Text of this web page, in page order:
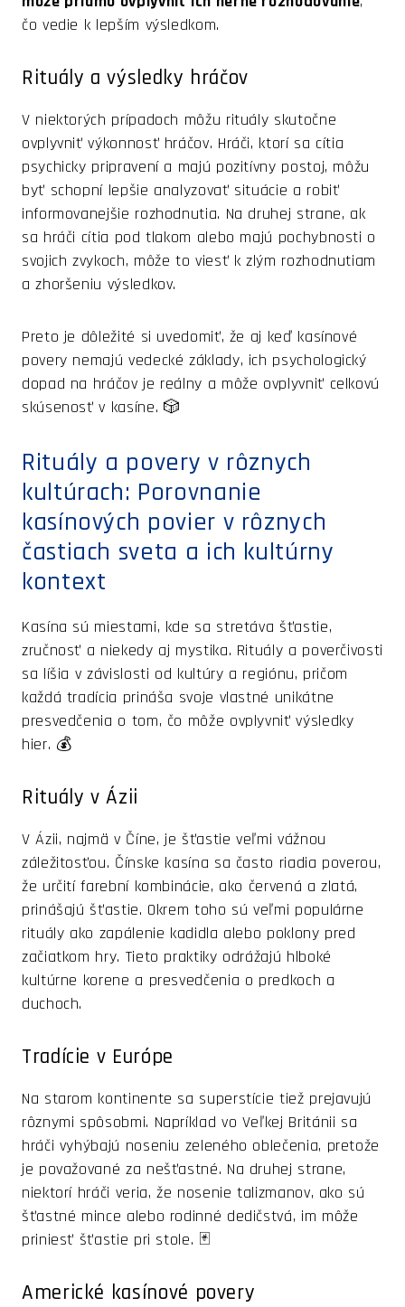
čo vedie k lepším výsledkom.
Rituály a výsledky hráčov
V niektorých prípadoch môžu rituály skutočne
ovplyvniť výkonnosť hráčov. Hráči, ktorí sa cítia
psychicky pripravení a majú pozitívny postoj, môžu
byť schopní lepšie analyzovať situácie a robiť
informovanejšie rozhodnutia. Na druhej strane, ak
sa hráči cítia pod tlakom alebo majú pochybnosti o
svojich zvykoch, môže to viesť k zlým rozhodnutiam
a zhoršeniu výsledkov.
Preto je dôležité si uvedomiť, že aj keď kasínové
povery nemajú vedecké základy, ich psychologický
dopad na hráčov je reálny a môže ovplyvniť celkovú
skúsenosť v kasíne. 🎲
Rituály a povery v rôznych
kultúrach: Porovnanie
kasínových povier v rôznych
častiach sveta a ich kultúrny
kontext
Kasína sú miestami, kde sa stretáva šťastie,
zručnosť a niekedy aj mystika. Rituály a poverčivosti
sa líšia v závislosti od kultúry a regiónu, pričom
každá tradícia prináša svoje vlastné unikátne
presvedčenia o tom, čo môže ovplyvniť výsledky
hier. 💰
Rituály v Ázii
V Ázii, najmä v Číne, je šťastie veľmi vážnou
záležitosťou. Čínske kasína sa často riadia poverou,
že určití farební kombinácie, ako červená a zlatá,
prinášajú šťastie. Okrem toho sú veľmi populárne
rituály ako zapálenie kadidla alebo poklony pred
začiatkom hry. Tieto praktiky odrážajú hlboké
kultúrne korene a presvedčenia o predkoch a
duchoch.
Tradície v Európe
Na starom kontinente sa superstície tiež prejavujú
rôznymi spôsobmi. Napríklad vo Veľkej Británii sa
hráči vyhýbajú noseniu zeleného oblečenia, pretože
je považované za nešťastné. Na druhej strane,
niektorí hráči veria, že nosenie talizmanov, ako sú
šťastné mince alebo rodinné dedičstvá, im môže
priniesť šťastie pri stole. 🃏
Americké kasínové povery